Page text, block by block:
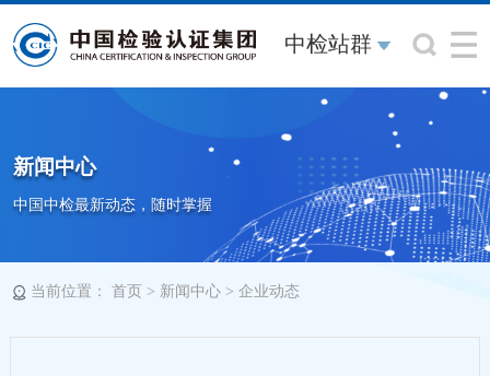
中检站群
新闻中心
中国中检最新动态，随时掌握
当前位置： 首页> 新闻中心> 企业动态